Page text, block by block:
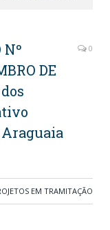
Nº
DE
0
EM TRAMITAÇÃO